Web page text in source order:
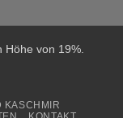
von 19%.
KASCHMIR